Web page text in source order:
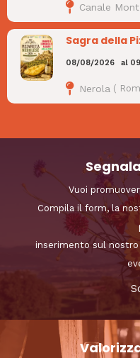
Canale
Sagra della
08/08/2026 al
Nerola (
Vuoi
Compila il form, la
inserimento sul